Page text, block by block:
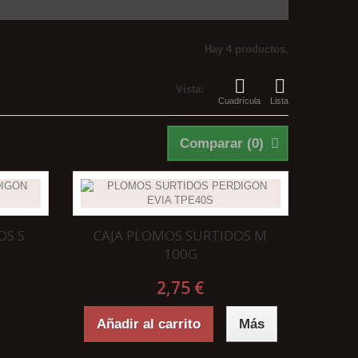
Hay 4 productos.
Vista:
Cuadrícula Lista
Comparar (0)
S
CAJA PLOMOS SURTIDOS M
100G
2,75 €
Añadir al carrito Más